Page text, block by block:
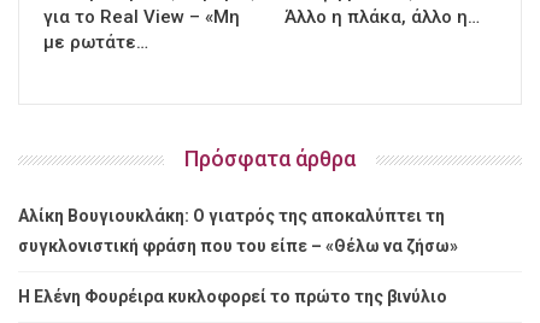
για το Real View – «Μη
με ρωτάτε…
Άλλο η πλάκα, άλλο η…
Πρόσφατα άρθρα
Αλίκη Βουγιουκλάκη: Ο γιατρός της αποκαλύπτει τη
συγκλονιστική φράση που του είπε – «Θέλω να ζήσω»
Η Ελένη Φουρέιρα κυκλοφορεί το πρώτο της βινύλιο